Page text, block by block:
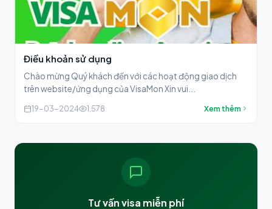
Điều khoản sử dụng
Chào mừng Quý khách đến với các hoạt động giao dịch
trên website/ứng dụng của VisaMon Xin vui...
19-03-2024 1,578 Xem thêm
Tư vấn visa miễn phí